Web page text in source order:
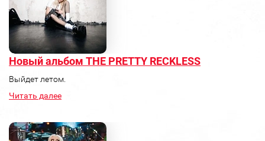
Новый альбом THE PRETTY RECKLESS
Выйдет летом.
Читать далее